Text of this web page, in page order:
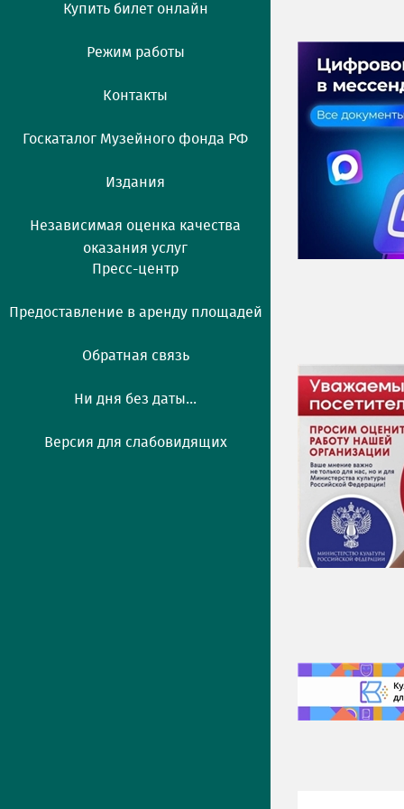
Купить билет онлайн
Режим работы
Контакты
Госкаталог Музейного фонда РФ
Издания
Независимая оценка качества
оказания услуг
Пресс-центр
Предоставление в аренду площадей
Обратная связь
Ни дня без даты...
Версия для слабовидящих